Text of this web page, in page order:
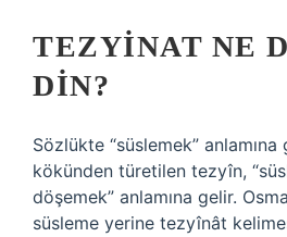
TEZYINAT NE
DIN?
Sözlükte “süslemek”
kökünden türetilen tezyîn,
döşemek” anlamına gelir.
süsleme yerine tezyînât